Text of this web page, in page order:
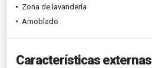
Zona de lavandería
Amoblado
Características externas